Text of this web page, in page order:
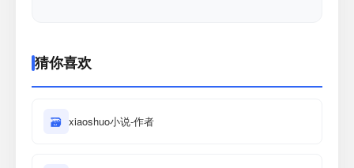
猜你喜欢
🗃 xiaoshuo小说-作者